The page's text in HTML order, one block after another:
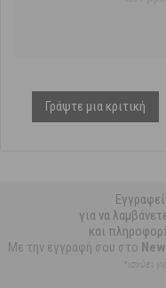
Γράψτε μια κριτική
για να
και
Με την εγγραφή σου στο
*ισχύει